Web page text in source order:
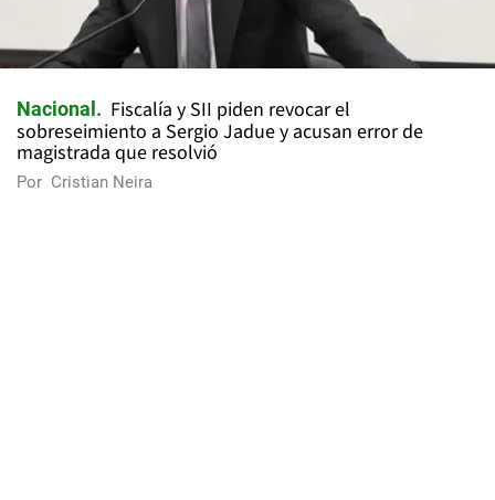
Nacional
Fiscalía y SII piden revocar el
sobreseimiento a Sergio Jadue y acusan error de
magistrada que resolvió
Por Cristian Neira